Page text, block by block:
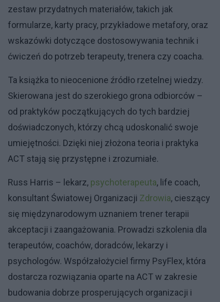
zestaw przydatnych materiałów, takich jak
formularze, karty pracy, przykładowe metafory, oraz
wskazówki dotyczące dostosowywania technik i
ćwiczeń do potrzeb terapeuty, trenera czy coacha.
Ta książka to nieocenione źródło rzetelnej wiedzy.
Skierowana jest do szerokiego grona odbiorców –
od praktyków początkujących do tych bardziej
doświadczonych, którzy chcą udoskonalić swoje
umiejętności. Dzięki niej złożona teoria i praktyka
ACT stają się przystępne i zrozumiałe.
Russ Harris – lekarz, psychoterapeuta, life coach,
konsultant Światowej Organizacji Zdrowia, cieszący
się międzynarodowym uznaniem trener terapii
akceptacji i zaangażowania. Prowadzi szkolenia dla
terapeutów, coachów, doradców, lekarzy i
psychologów. Współzałożyciel firmy PsyFlex, która
dostarcza rozwiązania oparte na ACT w zakresie
budowania dobrze prosperujących organizacji i